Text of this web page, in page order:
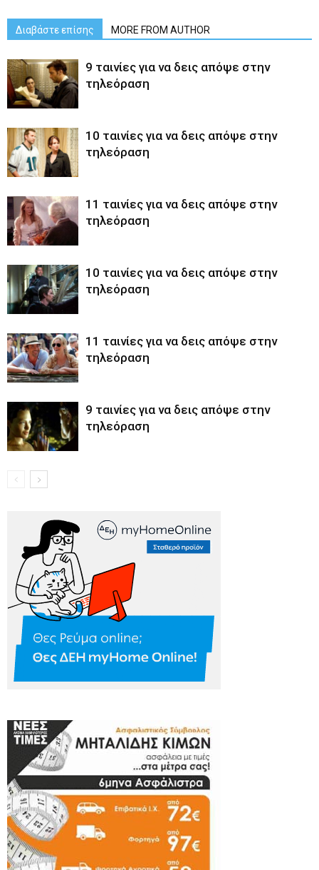
Διαβάστε επίσης MORE FROM AUTHOR
9 ταινίες για να δεις απόψε στην
τηλεόραση
10 ταινίες για να δεις απόψε στην
τηλεόραση
11 ταινίες για να δεις απόψε στην
τηλεόραση
10 ταινίες για να δεις απόψε στην
τηλεόραση
11 ταινίες για να δεις απόψε στην
τηλεόραση
9 ταινίες για να δεις απόψε στην
τηλεόραση